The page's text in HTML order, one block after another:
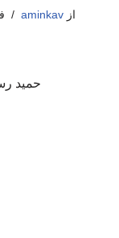
ازaminkav
حمید